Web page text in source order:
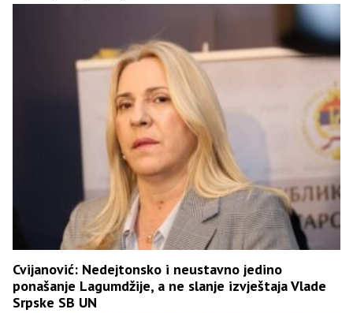
Cvijanović: Nedejtonsko i neustavno jedino
ponašanje Lagumdžije, a ne slanje izvještaja Vlade
Srpske SB UN